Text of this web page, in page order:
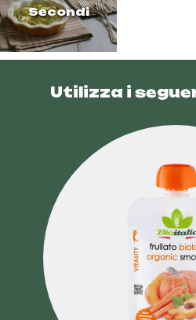
Secondi
Utilizza i